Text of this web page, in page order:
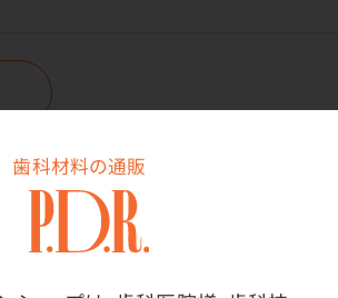
歯科材料の通販
商品詳細